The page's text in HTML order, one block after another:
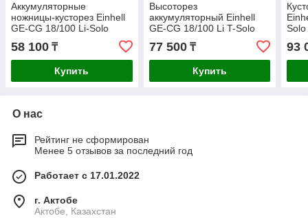
Аккумуляторные
ножницы-кусторез Einhell
GE-CG 18/100 Li-Solo
58 100 ₸
Купить
Высоторез
аккумуляторный Einhell
GE-CG 18/100 Li T-Solo
77 500₸
Купить
93
О нас
Рейтинг не сформирован
Менее 5 отзывов за последний год
Работает с 17.01.2022
г. Актобе
Актобе, Казахстан